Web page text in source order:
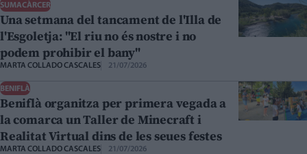
SUMACÀRCER
Una setmana del tancament de l'Illa de
l'Esgoletja: "El riu no és nostre i no
podem prohibir el bany"
MARTA COLLADO CASCALES 21/07/2026
BENIFLÀ
Beniflà organitza per primera vegada a
la comarca un Taller de Minecraft i
Realitat Virtual dins de les seues festes
MARTA COLLADO CASCALES 21/07/2026